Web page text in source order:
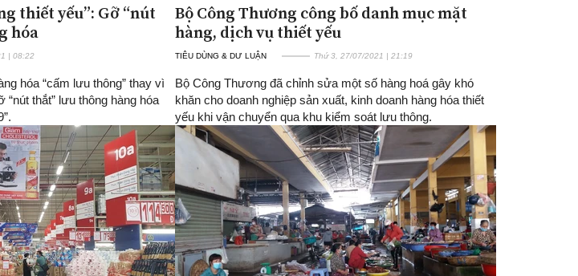
thiết yếu”: Gỡ “nút
hóa
| 08:22
hóa “cấm lưu thông” thay vì
“nút thắt” lưu thông hàng hóa
Bộ Công Thương công bố danh mục mặt
hàng, dịch vụ thiết yếu
TIÊU DÙNG & DƯ LUẬN Thứ 3, 27/07/2021 | 21:19
Bộ Công Thương đã chỉnh sửa một số hàng hoá gây khó
khăn cho doanh nghiệp sản xuất, kinh doanh hàng hóa thiết
yếu khi vận chuyển qua khu kiểm soát lưu thông.